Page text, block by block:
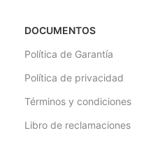
DOCUMENTOS
Política de Garantía
Política de privacidad
Términos y condiciones
Libro de reclamaciones